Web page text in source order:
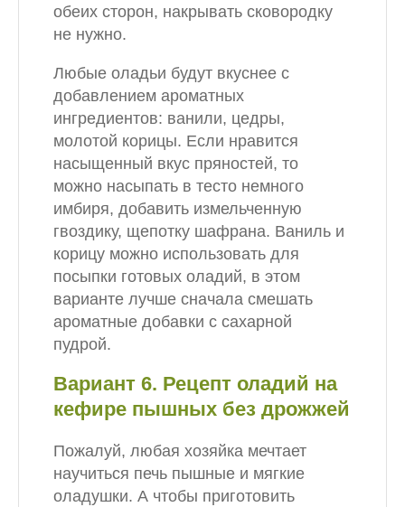
обеих сторон, накрывать сковородку
не нужно.
Любые оладьи будут вкуснее с
добавлением ароматных
ингредиентов: ванили, цедры,
молотой корицы. Если нравится
насыщенный вкус пряностей, то
можно насыпать в тесто немного
имбиря, добавить измельченную
гвоздику, щепотку шафрана. Ваниль и
корицу можно использовать для
посыпки готовых оладий, в этом
варианте лучше сначала смешать
ароматные добавки с сахарной
пудрой.
Вариант 6. Рецепт оладий на
кефире пышных без дрожжей
Пожалуй, любая хозяйка мечтает
научиться печь пышные и мягкие
оладушки. А чтобы приготовить